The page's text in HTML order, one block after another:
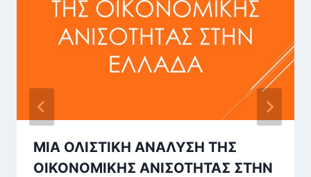
ΜΙΑ ΟΛΙΣΤΙΚΗ ΑΝΑΛΥΣΗ ΤΗΣ
ΟΙΚΟΝΟΜΙΚΗΣ ΑΝΙΣΟΤΗΤΑΣ ΣΤΗΝ